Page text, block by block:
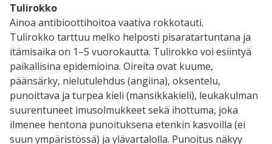
Tulirokko
Ainoa antibioottihoitoa vaativa rokkotauti.
Tulirokko tarttuu melko helposti pisaratartuntana ja
itämisaika on 1–5 vuorokautta. Tulirokko voi esiintyä
paikallisina epidemioina. Oireita ovat kuume,
päänsärky, nielutulehdus (angiina), oksentelu,
punoittava ja turpea kieli (mansikkakieli), leukakulman
suurentuneet imusolmukkeet sekä ihottuma, joka
ilmenee hentona punoituksena etenkin kasvoilla (ei
suun ympäristössä) ja ylävartalolla. Punoitus näkyy